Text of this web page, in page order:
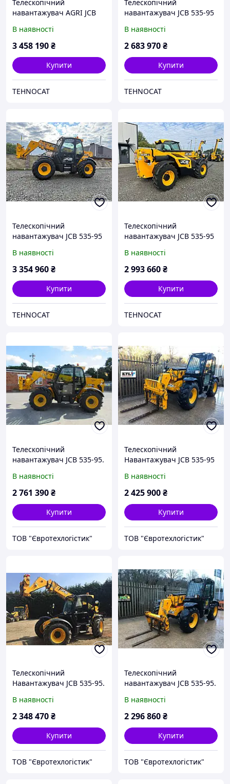
Телескопічний
навантажувач AGRI JCB
В наявності
3 458 190₴
Купити
TEHNOCAT
Телескопічний
навантажувач JCB 535-95
В наявності
2 683 970₴
Купити
TEHNOCAT
Телескопічний
навантажувач JCB 535-95
В наявності
3 354 960₴
Купити
TEHNOCAT
Телескопічний
навантажувач JCB 535-95
В наявності
2 993 660₴
Купити
TEHNOCAT
Телескопічний
навантажувач JCB 535-95.
В наявності
2 761 390₴
Купити
ТОВ "Євротехлогістик"
Телескопічний
Навантажувач JCB 535-95
В наявності
2 425 900₴
Купити
ТОВ "Євротехлогістик"
Телескопічний
Навантажувач JCB 535-95.
В наявності
2 348 470₴
Купити
ТОВ "Євротехлогістик"
Телескопічний
навантажувач JCB 535-95.
В наявності
2 296 860₴
Купити
ТОВ "Євротехлогістик"